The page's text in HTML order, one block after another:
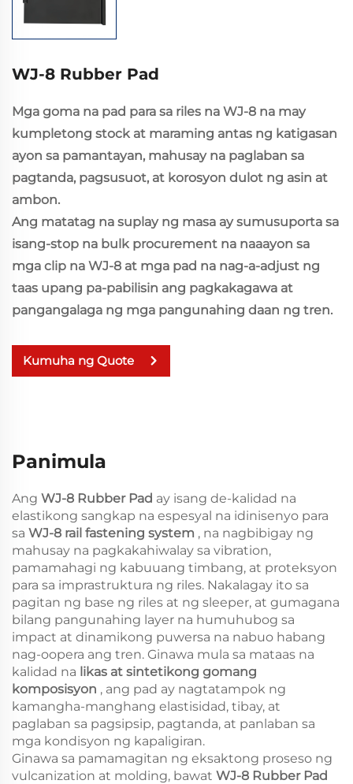
WJ-8 Rubber Pad
Mga goma na pad para sa riles na WJ-8 na may
kumpletong stock at maraming antas ng katigasan
ayon sa pamantayan, mahusay na paglaban sa
pagtanda, pagsusuot, at korosyon dulot ng asin at
ambon.
Ang matatag na suplay ng masa ay sumusuporta sa
isang-stop na bulk procurement na naaayon sa
mga clip na WJ-8 at mga pad na nag-a-adjust ng
taas upang pa-pabilisin ang pagkakagawa at
pangangalaga ng mga pangunahing daan ng tren.
Kumuha ng Quote
Panimula
Ang WJ-8 Rubber Pad ay isang de-kalidad na
elastikong sangkap na espesyal na idinisenyo para
sa WJ-8 rail fastening system , na nagbibigay ng
mahusay na pagkakahiwalay sa vibration,
pamamahagi ng kabuuang timbang, at proteksyon
para sa imprastruktura ng riles. Nakalagay ito sa
pagitan ng base ng riles at ng sleeper, at gumagana
bilang pangunahing layer na humuhubog sa
impact at dinamikong puwersa na nabuo habang
nag-oopera ang tren. Ginawa mula sa mataas na
kalidad na likas at sintetikong gomang
komposisyon , ang pad ay nagtatampok ng
kamangha-manghang elastisidad, tibay, at
paglaban sa pagsipsip, pagtanda, at panlaban sa
mga kondisyon ng kapaligiran.
Ginawa sa pamamagitan ng eksaktong proseso ng
vulcanization at molding, bawat WJ-8 Rubber Pad